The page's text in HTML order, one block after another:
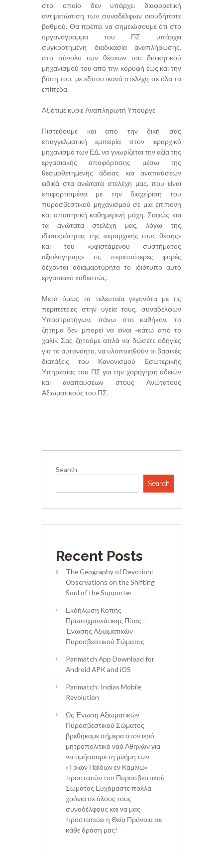
στο οποίο δεν υπάρχει διαφορετική
αντιμετώπιση των συναδέλφων οιουδήποτε
βαθμού. Θα πρέπει να σημειώσουμε ότι στο
οργανόγραμμα του ΠΣ υπάρχει
συγκροτημένη διαδικασία αναπλήρωσης,
στο σύνολο των θέσεων του διοικητικού
μηχανισμού του από την κορυφή έως και την
βάση του, με εξίσου ικανά στελέχη σε όλα τα
επίπεδα.
Αξιότιμε κύριε Αναπληρωτή Υπουργέ
Πιστεύουμε και από την δική σας
επαγγελματική εμπειρία στον ιεραρχικό
μηχανισμό των ΕΔ, να γνωρίζεται την αξία της
εργασιακής αποφόρτισης μέσω της
θεσμοθετημένης άδειας και αναπαύσεων
ειδικά στα ανώτατα στελέχη μας, που είναι
επιφορτισμένα με την διαχείριση του
πυροσβεστικού μηχανισμού σε μια επίπονη
και απαιτητική καθημερινή μάχη. Σαφώς και
τα ανώτατα στελέχη μας, λόγω της
ιδιαιτερότητας της «ιεραρχικής τους θέσης»
και του «υφιστάμενου συστήματος
αξιολόγησης» τις περισσότερες φορές
δέχονται αδιαμαρτύρητα το ιδιότυπο αυτό
εργασιακό καθεστώς.
Μετά όμως τα τελευταία γεγονότα με τις
περιπέτειες στην υγεία τους, συναδέλφων
Υποστρατήγων, πάνω στο καθήκον, το
ζήτημα δεν μπορεί να είναι «κάτω από το
χαλί». Σας ζητούμε απλά να δώσετε οδηγίες
για το αυτονόητο, να υλοποιηθούν οι βασικές
διατάξεις του Κανονισμού Εσωτερικής
Υπηρεσίας του ΠΣ για την χορήγηση αδειών
και αναπαύσεων στους Ανώτατους
Αξιωματικούς του ΠΣ.
Search
Search
Recent Posts
The Geography of Devotion:
Observations on the Shifting
Soul of the Supporter
Εκδήλωση Κοπής
Πρωτοχρονιάτικης Πίτας –
Ένωσης Αξιωματικών
Πυροσβεστικού Σώματος
Parimatch App Download for
Android APK and iOS
Parimatch: Indias Mobile
Revolution
Ως Ένωση Αξιωματικών
Πυροσβεστικού Σώματος
βρεθήκαμε σήμερα στον ιερό
μητροπολιτικό ναό Αθηνών για
να τιμήσουμε τη μνήμη των
«Τριών Παίδων εν Καμίνω»
προστατών του Πυροσβεστικού
Σώματος Ευχόμαστε πολλά
χρόνια σε όλους τους
συναδέλφους και να μας
προστατεύει η Θεία Πρόνοια σε
κάθε δράση μας!